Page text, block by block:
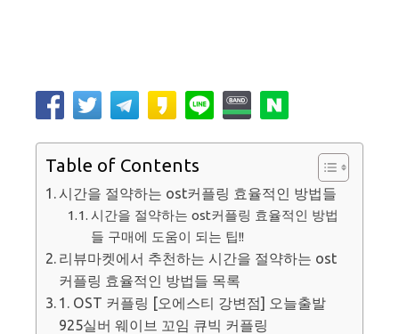
Table of Contents
시간을 절약하는 ost커플링 효율적인 방법들
시간을 절약하는 ost커플링 효율적인 방법
들 구매에 도움이 되는 팁!!
리뷰마켓에서 추천하는 시간을 절약하는 ost
커플링 효율적인 방법들 목록
1. OST 커플링 [오에스티 강변점] 오늘출발
925실버 웨이브 꼬임 큐빅 커플링